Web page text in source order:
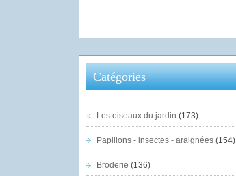
Catégories
Les oiseaux du jardin (173)
Papillons - insectes - araignées(154)
Broderie (136)